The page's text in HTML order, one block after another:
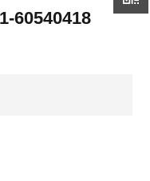
60540418